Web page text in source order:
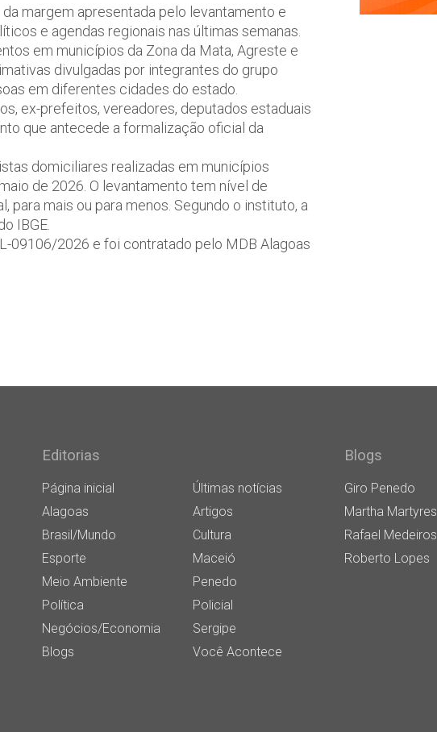
margem apresentada pelo levantamento e
e agendas regionais nas últimas semanas.
em municípios da Zona da Mata, Agreste e
divulgadas por integrantes do grupo
em diferentes cidades do estado.
ex-prefeitos, vereadores, deputados estaduais
que antecede a formalização oficial da
domiciliares realizadas em municípios
de 2026. O levantamento tem nível de
para mais ou para menos. Segundo o instituto, a
IBGE.
09106/2026 e foi contratado pelo MDB Alagoas
Editorias
Página inicial
Últimas notícias
Alagoas
Artigos
Brasil/Mundo
Cultura
Esporte
Maceió
Meio Ambiente
Penedo
Política
Policial
Negócios/Economia
Sergipe
Blogs
Você Acontece
Blogs
Giro Penedo
Martha Martyres
Rafael Medeiros
Roberto Lopes